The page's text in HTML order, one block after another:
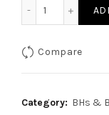
Compare
Category: BHs &